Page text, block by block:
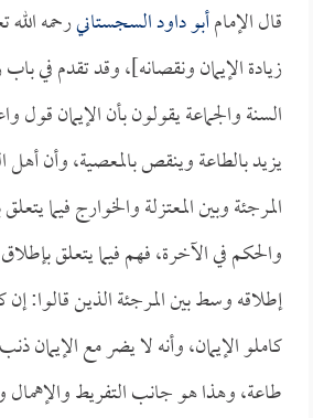
قال الإمامأبو داود السجستانيرحمه
زيادة الإيمان ونقصانه]، وقد تقدم في
السنة والجماعة يقولون بأن الإيمان قول
يزيد بالطاعة وينقص بالمعصية، وأن
المرجئة وبين المعتزلة والخوارج فيما يتعلق
والحكم في الآخرة، فهم فيما يتعلق
إطلاقه وسط بين المرجئة الذين قالوا:
كاملو الإيمان، وأنه لا يضر مع الإيمان
طاعة، وهذا هو جانب التفريط والإهمال